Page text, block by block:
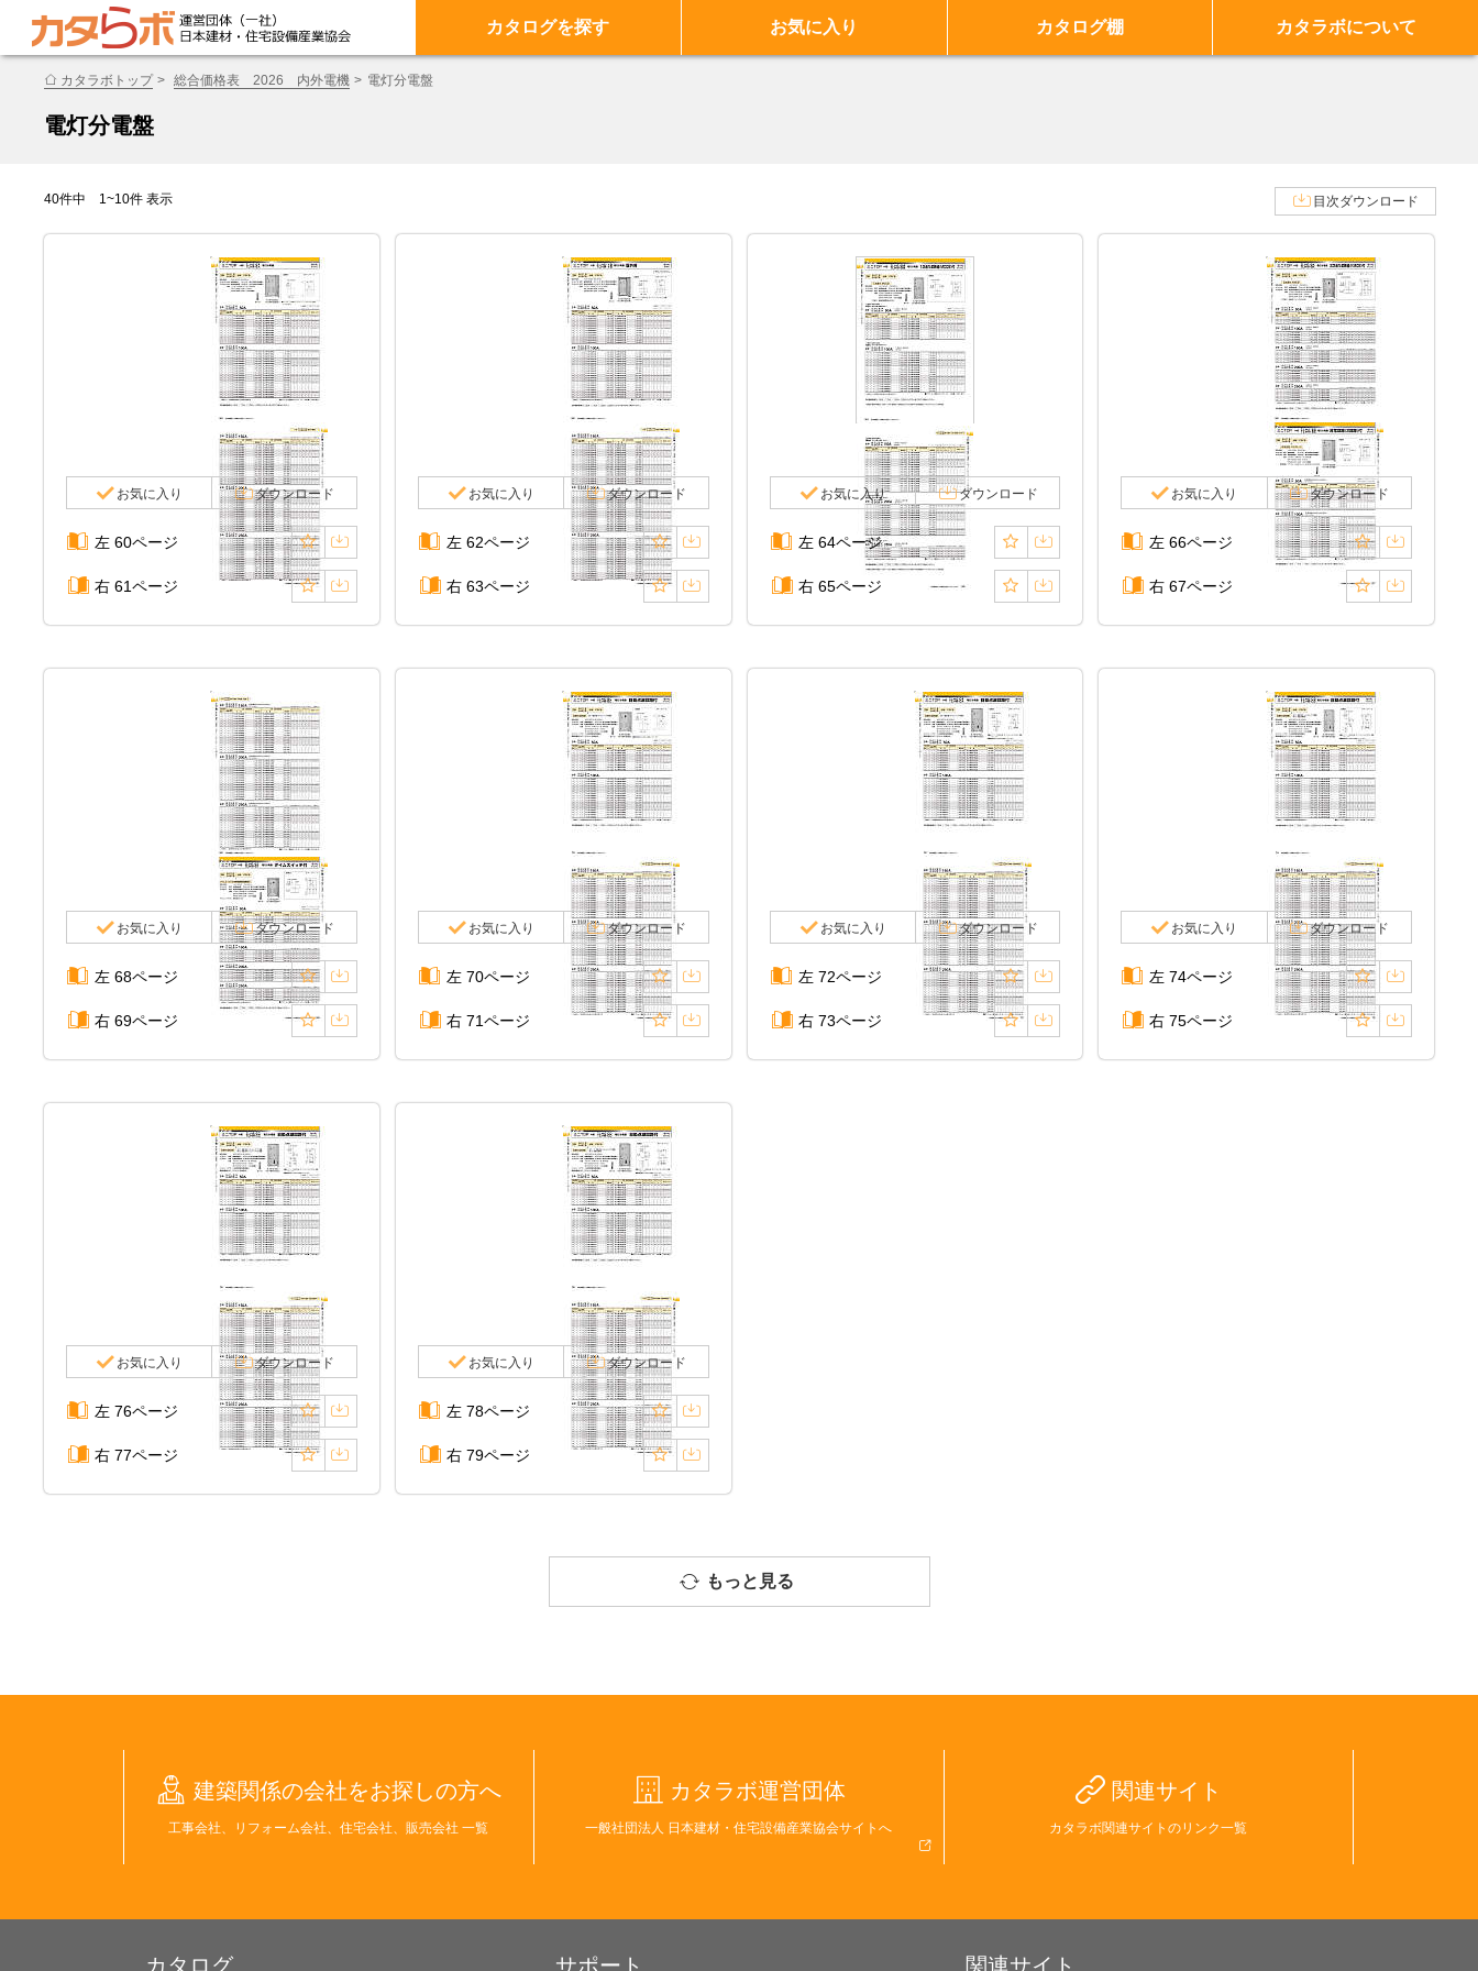
カタログを探す お気に入り カタログ棚 カタラボについて
カタラボトップ 総合価格表 2026 内外電機 電灯分電盤
電灯分電盤
40件中 1~10件 表示 目次ダウンロード
お気に入り ダウンロード
左 60ページ
右 61ページ
お気に入り ダウンロード
左 62ページ
右 63ページ
お気に入り ダウンロード
左 64ページ
右 65ページ
お気に入り ダウンロード
左 66ページ
右 67ページ
お気に入り ダウンロード
左 68ページ
右 69ページ
お気に入り ダウンロード
左 70ページ
右 71ページ
お気に入り ダウンロード
左 72ページ
右 73ページ
お気に入り ダウンロード
左 74ページ
右 75ページ
お気に入り ダウンロード
左 76ページ
右 77ページ
お気に入り ダウンロード
左 78ページ
右 79ページ
もっと見る
建築関係の会社をお探しの方へ
工事会社、リフォーム会社、住宅会社、販売会社 一覧
カタラボ運営団体
一般社団法人 日本建材・住宅設備産業協会サイトへ
関連サイト
カタラボ関連サイトのリンク一覧
カタログ サポート 関連サイト